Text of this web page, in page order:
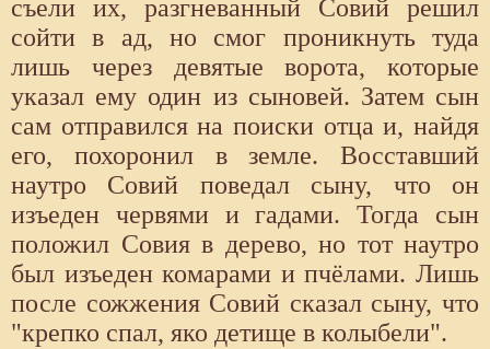
съели их, разгневанный Совий решил
сойти в ад, но смог проникнуть туда
лишь через девятые ворота, которые
указал ему один из сыновей. Затем сын
сам отправился на поиски отца и, найдя
его, похоронил в земле. Восставший
наутро Совий поведал сыну, что он
изъеден червями и гадами. Тогда сын
положил Совия в дерево, но тот наутро
был изъеден комарами и пчёлами. Лишь
после сожжения Совий сказал сыну, что
"крепко спал, яко детище в колыбели".